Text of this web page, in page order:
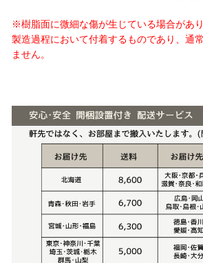
※樹脂面に微細な傷が生じている場合があり
製造過程において付着するものであり、通
ません。